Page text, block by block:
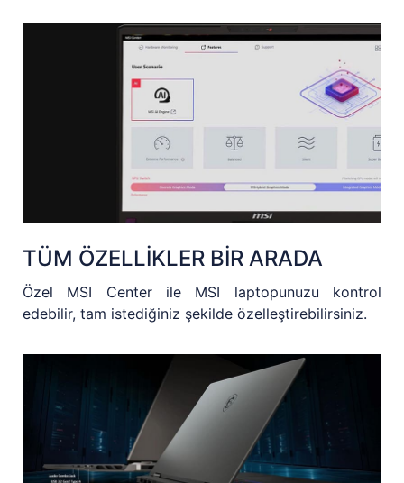
TÜM ÖZELLİKLER BİR ARADA
Özel MSI Center ile MSI laptopunuzu kontrol
edebilir, tam istediğiniz şekilde özelleştirebilirsiniz.